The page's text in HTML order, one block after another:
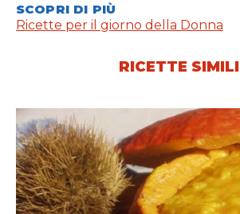
SCOPRI DI PIÙ
Ricette per il giorno della Donna
RICETTE SIMILI